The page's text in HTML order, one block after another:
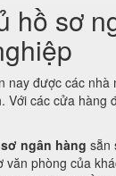
hồ sơ
nay được các nhà
Với các cửa hàng
ngân hàng sẵn
văn phòng của